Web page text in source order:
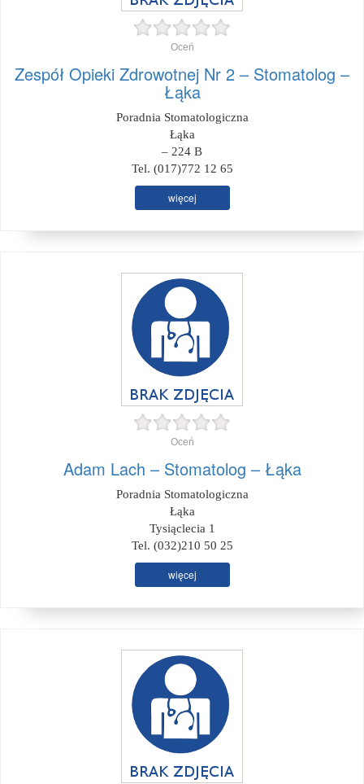
Oceń
Zespół Opieki Zdrowotnej Nr 2 – Stomatolog –
Łąka
Poradnia Stomatologiczna
Łąka
– 224 B
Tel. (017)772 12 65
więcej
Oceń
Adam Lach – Stomatolog – Łąka
Poradnia Stomatologiczna
Łąka
Tysiąclecia 1
Tel. (032)210 50 25
więcej